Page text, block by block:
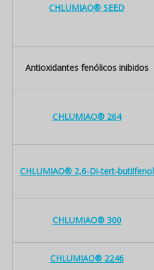
CHLUMIAO® SEED
Antioxidantes fenólicos inibidos
CHLUMIAO® 264
CHLUMIAO® 2,6-Di-tert-butilfenol
CHLUMIAO® 300
CHLUMIAO® 2246